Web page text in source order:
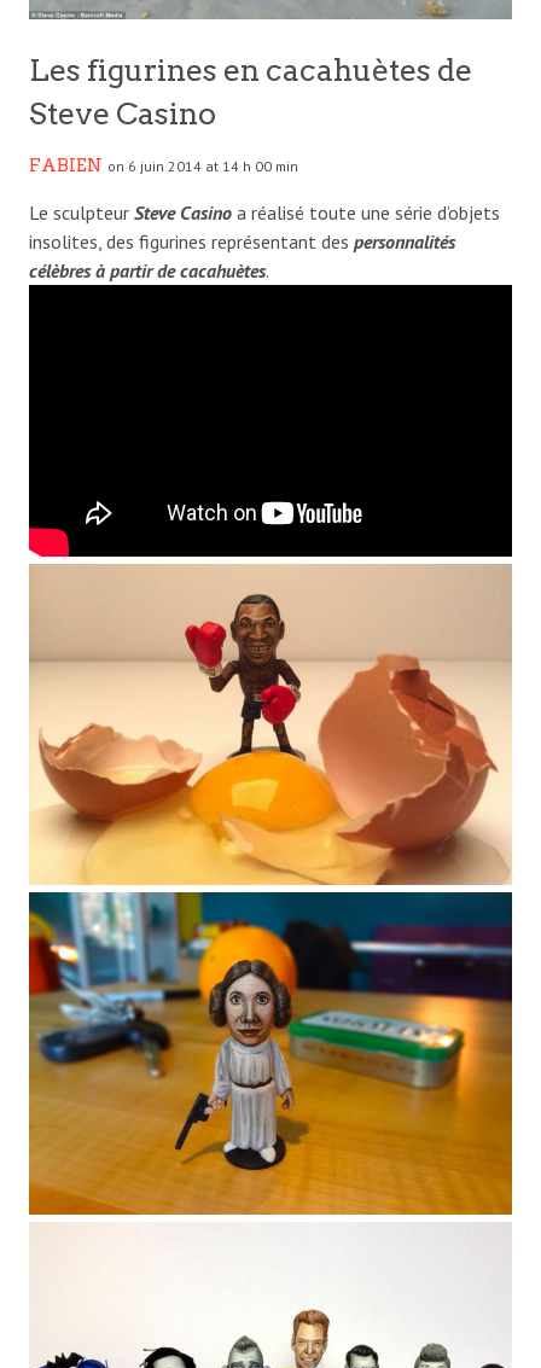
Les figurines en cacahuètes de
Steve Casino
FABIEN on 6 juin 2014 at 14 h 00 min
Le sculpteur Steve Casino a réalisé toute une série d’objets
insolites, des figurines représentant des personnalités
célèbres à partir de cacahuètes.